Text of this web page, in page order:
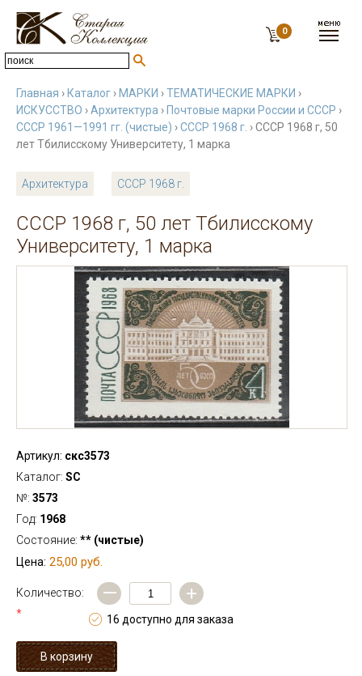
0
Главная › Каталог › МАРКИ ›ТЕМАТИЧЕСКИЕ МАРКИ ›
ИСКУССТВО ›Архитектура › Почтовые марки России и СССР ›
СССР 1961—1991 гг. (чистые) ›СССР 1968 г. › СССР 1968 г, 50
лет Тбилисскому Университету, 1 марка
Архитектура СССР 1968 г.
СССР 1968 г, 50 лет Тбилисскому
Университету, 1 марка
Артикул: скс3573
Каталог: SC
№: 3573
Год: 1968
Состояние: ** (чистые)
Цена: 25,00 руб.
Количество:
*
— +
16 доступно для заказа